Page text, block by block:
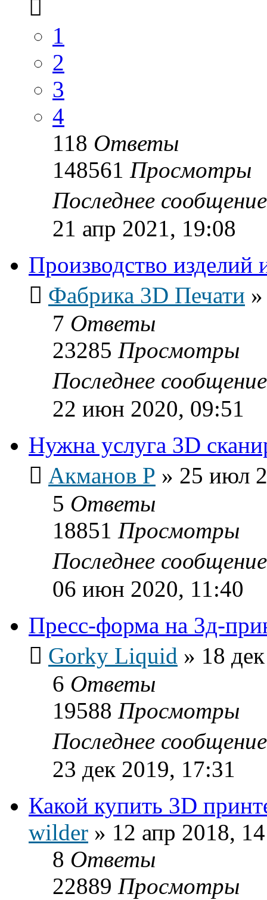
1
2
3
4
118 Ответы
148561 Просмотры
Последнее
21 апр 2021, 19:08
Производство
Фабрика 3D Печати
7 Ответы
23285 Просмотры
Последнее
22 июн 2020, 09:51
Нужна услуга 3D
Акманов Р » 25 июл
5 Ответы
18851 Просмотры
Последнее
06 июн 2020, 11:40
Пресс-форма на 3д-
Gorky Liquid » 18
6 Ответы
19588 Просмотры
Последнее
23 дек 2019, 17:31
Какой купить 3D
wilder » 12 апр 2018,
8 Ответы
22889 Просмотры